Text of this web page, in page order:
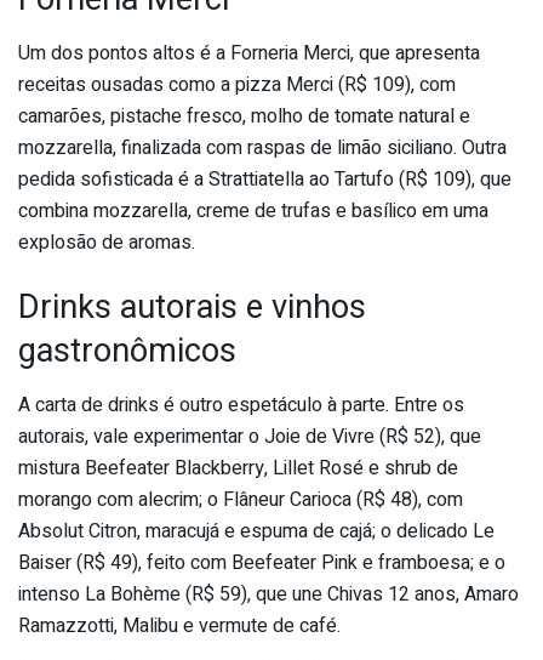
Um dos pontos altos é a Forneria Merci, que apresenta
receitas ousadas como a pizza Merci (R$ 109), com
camarões, pistache fresco, molho de tomate natural e
mozzarella, finalizada com raspas de limão siciliano. Outra
pedida sofisticada é a Strattiatella ao Tartufo (R$ 109), que
combina mozzarella, creme de trufas e basílico em uma
explosão de aromas.
Drinks autorais e vinhos
gastronômicos
A carta de drinks é outro espetáculo à parte. Entre os
autorais, vale experimentar o Joie de Vivre (R$ 52), que
mistura Beefeater Blackberry, Lillet Rosé e shrub de
morango com alecrim; o Flâneur Carioca (R$ 48), com
Absolut Citron, maracujá e espuma de cajá; o delicado Le
Baiser (R$ 49), feito com Beefeater Pink e framboesa; e o
intenso La Bohème (R$ 59), que une Chivas 12 anos, Amaro
Ramazzotti, Malibu e vermute de café.